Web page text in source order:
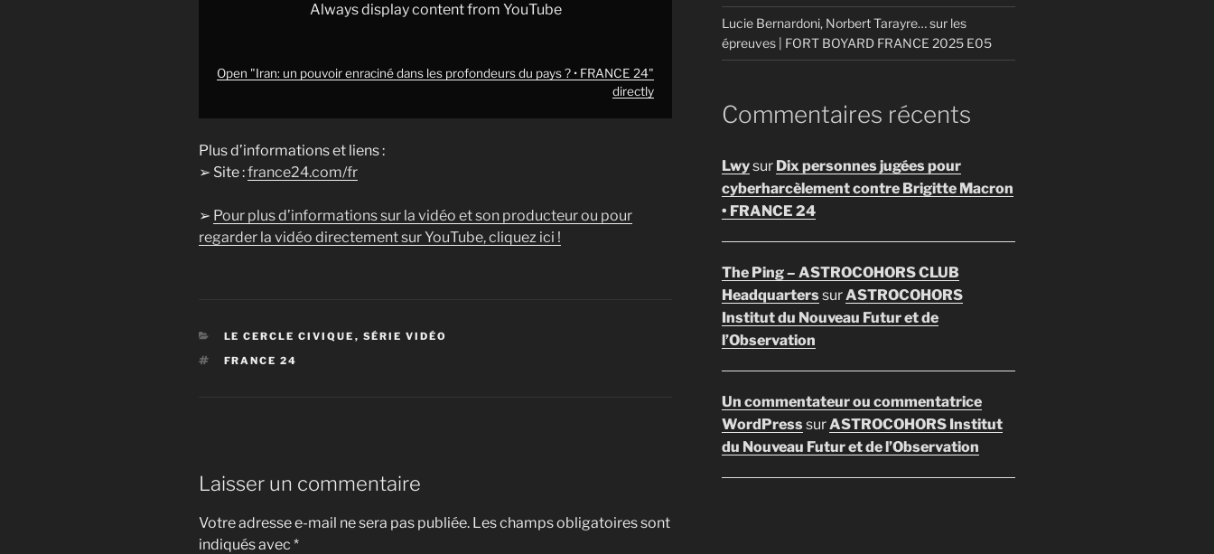
24"
YouTube
Always display content from YouTube
Open "Iran: un pouvoir enraciné dans les profondeurs du pays ? • FRANCE 24"
directly
Plus d’informations et liens :
➢ Site :france24.com/fr
➢ Pour plus d’informations sur la vidéo et son producteur ou pour
regarder la vidéo directement sur YouTube, cliquez ici !
CATÉGORIES
LE CERCLE CIVIQUE , SÉRIE VIDÉO
ÉTIQUETTES
FRANCE 24
Laisser un commentaire
Votre adresse e-mail ne sera pas publiée. Les champs obligatoires sont
indiqués avec *
Lucie Bernardoni, Norbert Tarayre… sur les
épreuves | FORT BOYARD FRANCE 2025 E05
Commentaires récents
Lwysur Dix personnes jugées pour
cyberharcèlement contre Brigitte Macron
• FRANCE 24
The Ping – ASTROCOHORS CLUB
HeadquarterssurASTROCOHORS
Institut du Nouveau Futur et de
l’Observation
Un commentateur ou commentatrice
WordPresssurASTROCOHORS Institut
du Nouveau Futur et de l’Observation